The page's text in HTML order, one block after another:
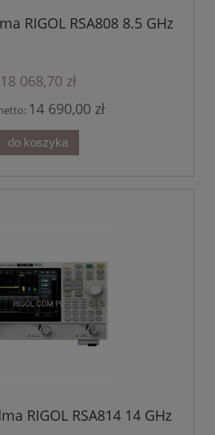
RIGOL RSA808 8.5 GHz
18 068,70 zł
14 690,00 zł
do koszyka
RIGOL RSA814 14 GHz